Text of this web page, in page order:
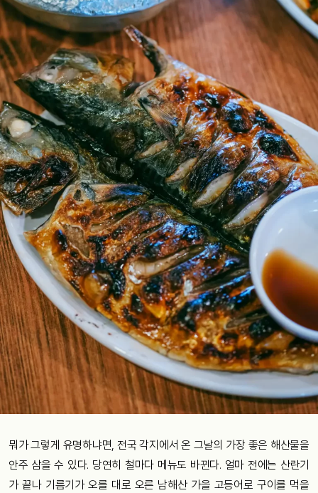
뭐가 그렇게 유명하냐면, 전국 각지에서 온 그날의 가장 좋은 해산물을
안주 삼을 수 있다. 당연히 철마다 메뉴도 바뀐다. 얼마 전에는 산란기
가 끝나 기름기가 오를 대로 오른 남해산 가을 고등어로 구이를 먹을